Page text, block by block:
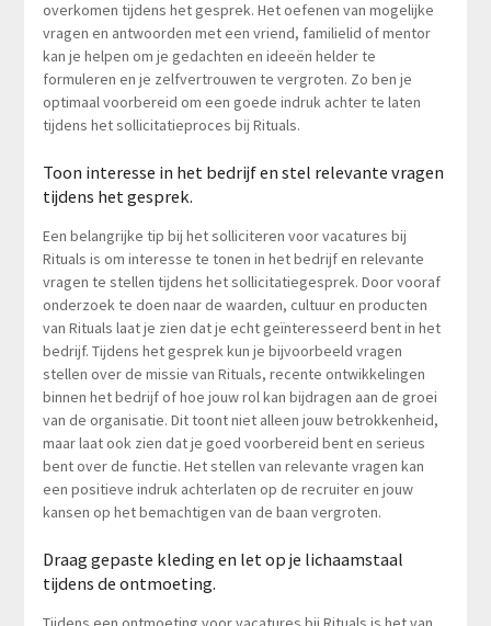
overkomen tijdens het gesprek. Het oefenen van mogelijke
vragen en antwoorden met een vriend, familielid of mentor
kan je helpen om je gedachten en ideeën helder te
formuleren en je zelfvertrouwen te vergroten. Zo ben je
optimaal voorbereid om een goede indruk achter te laten
tijdens het sollicitatieproces bij Rituals.
Toon interesse in het bedrijf en stel relevante vragen
tijdens het gesprek.
Een belangrijke tip bij het solliciteren voor vacatures bij
Rituals is om interesse te tonen in het bedrijf en relevante
vragen te stellen tijdens het sollicitatiegesprek. Door vooraf
onderzoek te doen naar de waarden, cultuur en producten
van Rituals laat je zien dat je echt geïnteresseerd bent in het
bedrijf. Tijdens het gesprek kun je bijvoorbeeld vragen
stellen over de missie van Rituals, recente ontwikkelingen
binnen het bedrijf of hoe jouw rol kan bijdragen aan de groei
van de organisatie. Dit toont niet alleen jouw betrokkenheid,
maar laat ook zien dat je goed voorbereid bent en serieus
bent over de functie. Het stellen van relevante vragen kan
een positieve indruk achterlaten op de recruiter en jouw
kansen op het bemachtigen van de baan vergroten.
Draag gepaste kleding en let op je lichaamstaal
tijdens de ontmoeting.